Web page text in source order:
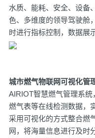
水质、能耗、安全、设备
色、多维度的领导驾驶舱
时进行指标控制，数据展
城市燃气物联网可视化管
AIRIOT智慧燃气管理系统
燃气表等在线检测数据，
采用可视化的方式整合燃
网，将海量信息进行及时